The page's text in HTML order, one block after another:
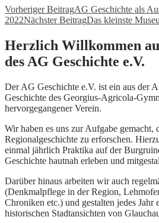
Vorheriger BeitragAG Geschichte als
2022Nächster BeitragDas kleinste
Herzlich Willkommen
des AG Geschichte e.V.
Der AG Geschichte e.V. ist ein aus der
Geschichte des Georgius-Agricola-
hervorgegangener Verein.
Wir haben es uns zur Aufgabe gemacht,
Regionalgeschichte zu erforschen.
einmal jährlich Praktika auf der
Geschichte hautnah erleben und
Darüber hinaus arbeiten wir auch
(Denkmalpflege in der Region,
Chroniken etc.) und gestalten jedes Jahr
historischen Stadtansichten von